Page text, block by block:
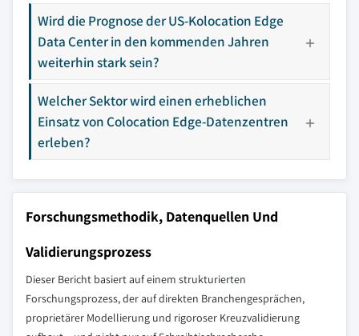
Wird die Prognose der US-Kolocation Edge
Data Center in den kommenden Jahren
weiterhin stark sein?
Welcher Sektor wird einen erheblichen
Einsatz von Colocation Edge-Datenzentren
erleben?
Forschungsmethodik, Datenquellen Und
Validierungsprozess
Dieser Bericht basiert auf einem strukturierten
Forschungsprozess, der auf direkten Branchengesprächen,
proprietärer Modellierung und rigoroser Kreuzvalidierung